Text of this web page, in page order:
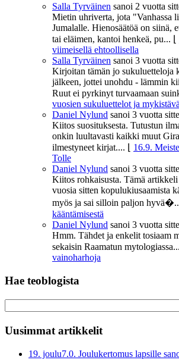
Salla Tyrväinen sanoi 2 vuotta
Mietin uhriverta, jota "Vanhassa
Jumalalle. Hienosäätöä on siinä,
tai eläimen, kantoi henkeä, pu...
viimeisellä ehtoollisella
Salla Tyrväinen sanoi 3 vuotta
Kirjoitan tämän jo sukuluetteloja
jälkeen, jottei unohdu - lämmin
Ruut ei pyrkinyt turvaamaan
vuosien sukuluettelot ja
Daniel Nylund sanoi 3 vuotta
Kiitos suosituksesta. Tutustun
onkin luultavasti kaikki muut
ilmestyneet kirjat....
16.9.
Tolle
Daniel Nylund sanoi 3 vuotta
Kiitos rohkaisusta. Tämä
vuosia sitten kopulukiusaamista
myös ja sai silloin paljon
kääntämisestä
Daniel Nylund sanoi 3 vuotta
Hmm. Tähdet ja enkelit tosiaam
sekaisin Raamatun
vainoharhoja
Hae teoblogista
Uusimmat artikkelit
19. joulu7.0. Joulukertomus lapsille